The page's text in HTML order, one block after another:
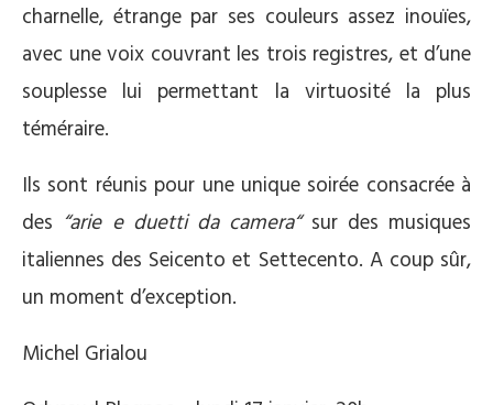
charnelle, étrange par ses couleurs assez inouïes,
avec une voix couvrant les trois registres, et d’une
souplesse lui permettant la virtuosité la plus
téméraire.
Ils sont réunis pour une unique soirée consacrée à
des “arie e duetti da camera“sur des musiques
italiennes des Seicento et Settecento. A coup sûr,
un moment d’exception.
Michel Grialou